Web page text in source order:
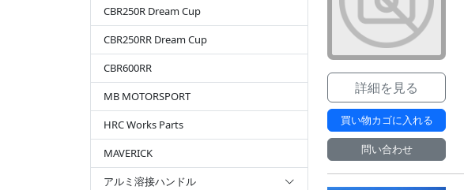
CBR250R Dream Cup
CBR250RR Dream Cup
CBR600RR
MB MOTORSPORT
HRC Works Parts
MAVERICK
アルミ溶接ハンドル
詳細を見る
買い物カゴに入れる
問い合わせ